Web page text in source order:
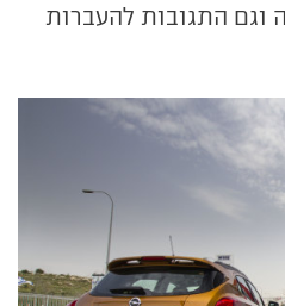
וגם התגובות להעברות